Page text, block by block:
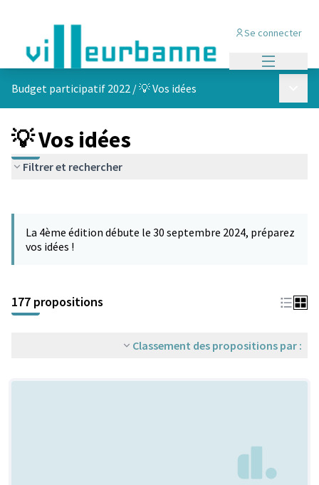
Se connecter
Budget participatif 2022 /💡 Vos idées
💡 Vos idées
Filtrer et rechercher
−
La 4ème édition débute le 30 septembre 2024, préparez
vos idées !
177 propositions
Classement des propositions par :